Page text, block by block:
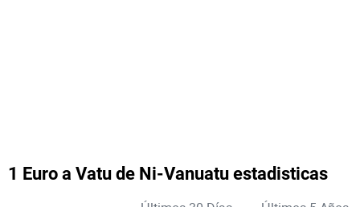
1 Euro a Vatu de Ni-Vanuatu estadisticas